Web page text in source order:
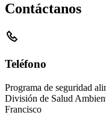
Contáctanos
Teléfono
Programa de seguridad
División de Salud
Francisco